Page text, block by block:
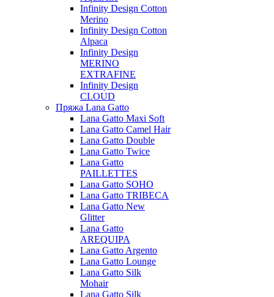
Infinity Design Cotton
Merino
Infinity Design Cotton
Alpaca
Infinity Design
MERINO
EXTRAFINE
Infinity Design
CLOUD
Пряжа Lana Gatto
Lana Gatto Maxi Soft
Lana Gatto Camel Hair
Lana Gatto Double
Lana Gatto Twice
Lana Gatto
PAILLETTES
Lana Gatto SOHO
Lana Gatto TRIBECA
Lana Gatto New
Glitter
Lana Gatto
AREQUIPA
Lana Gatto Argento
Lana Gatto Lounge
Lana Gatto Silk
Mohair
Lana Gatto Silk